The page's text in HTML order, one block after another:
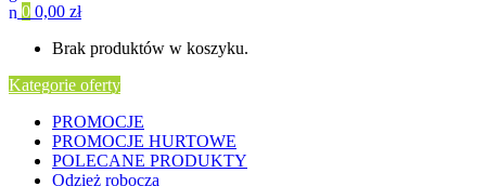
0 0,00 zł
Brak produktów w koszyku.
Kategorie oferty
PROMOCJE
PROMOCJE HURTOWE
POLECANE PRODUKTY
Odzież robocza